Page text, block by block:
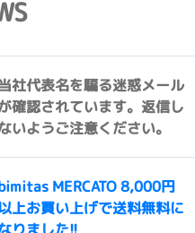
社代表名を騙る迷惑メール
確認されています。返信し
いようご注意ください。
MERCATO 8,000円
上お買い上げで送料無料に